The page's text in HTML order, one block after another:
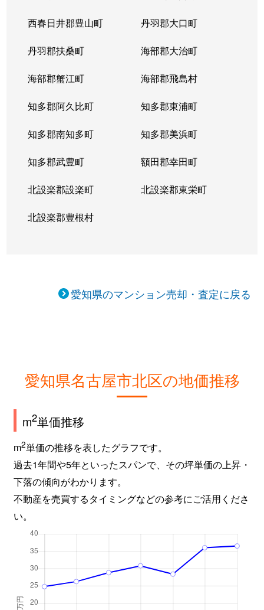
西春日井郡豊山町 丹羽郡大口町
丹羽郡扶桑町 海部郡大治町
海部郡蟹江町 海部郡飛島村
知多郡阿久比町 知多郡東浦町
知多郡南知多町 知多郡美浜町
知多郡武豊町 額田郡幸田町
北設楽郡設楽町 北設楽郡東栄町
北設楽郡豊根村
愛知県のマンション売却・査定に戻る
愛知県名古屋市北区の地価推移
m2単価推移
m2単価の推移を表したグラフです。
過去1年間や5年といったスパンで、その坪単価の上昇・
下落の傾向がわかります。
不動産を売買するタイミングなどの参考にご活用くださ
い。